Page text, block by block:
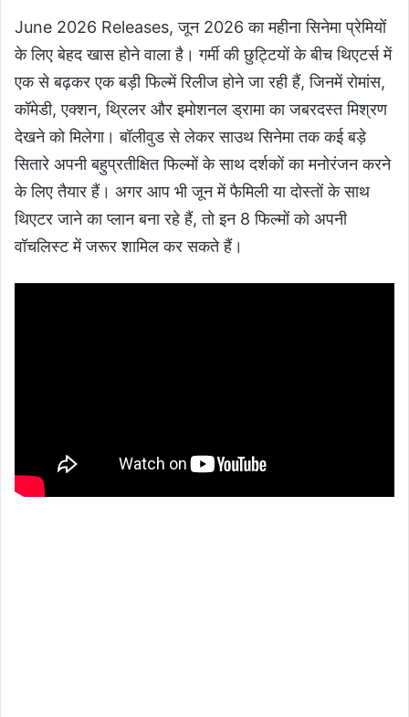
June 2026 Releases,जून 2026 का महीना सिनेमा प्रेमियों
के लिए बेहद खास होने वाला है। गर्मी की छुट्टियों के बीच थिएटर्स में
एक से बढ़कर एक बड़ी फिल्में रिलीज होने जा रही हैं, जिनमें रोमांस,
कॉमेडी, एक्शन, थ्रिलर और इमोशनल ड्रामा का जबरदस्त मिश्रण
देखने को मिलेगा। बॉलीवुड से लेकर साउथ सिनेमा तक कई बड़े
सितारे अपनी बहुप्रतीक्षित फिल्मों के साथ दर्शकों का मनोरंजन करने
के लिए तैयार हैं। अगर आप भी जून में फैमिली या दोस्तों के साथ
थिएटर जाने का प्लान बना रहे हैं, तो इन 8 फिल्मों को अपनी
वॉचलिस्ट में जरूर शामिल कर सकते हैं।